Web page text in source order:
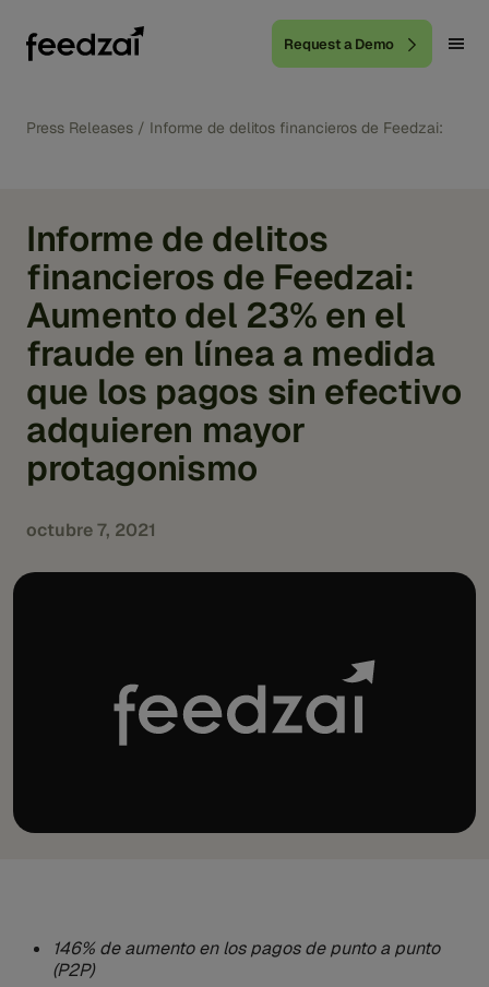
Request a Demo
Press Releases / Informe de delitos financieros de Feedzai:
Informe de delitos
financieros de Feedzai:
Aumento del 23% en el
fraude en línea a medida
que los pagos sin efectivo
adquieren mayor
protagonismo
octubre 7, 2021
146% de aumento en los pagos de punto a punto
(P2P)